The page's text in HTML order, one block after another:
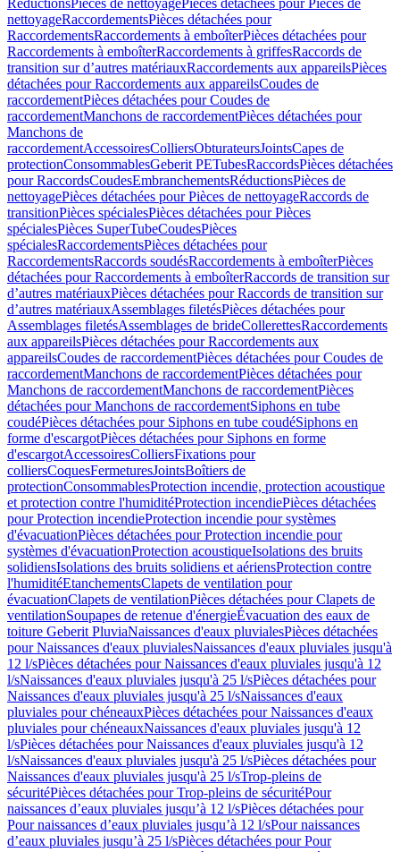
RéductionsPièces de nettoyagePièces détachées pour Pièces de
nettoyageRaccordementsPièces détachées pour
RaccordementsRaccordements à emboîterPièces détachées pour
Raccordements à emboîterRaccordements à griffesRaccords de
transition sur d’autres matériauxRaccordements aux appareilsPièces
détachées pour Raccordements aux appareilsCoudes de
raccordementPièces détachées pour Coudes de
raccordementManchons de raccordementPièces détachées pour
Manchons de
raccordementAccessoiresColliersObturateursJointsCapes de
protectionConsommablesGeberit PETubesRaccordsPièces détachées
pour RaccordsCoudesEmbranchementsRéductionsPièces de
nettoyagePièces détachées pour Pièces de nettoyageRaccords de
transitionPièces spécialesPièces détachées pour Pièces
spécialesPièces SuperTubeCoudesPièces
spécialesRaccordementsPièces détachées pour
RaccordementsRaccords soudésRaccordements à emboîterPièces
détachées pour Raccordements à emboîterRaccords de transition sur
d’autres matériauxPièces détachées pour Raccords de transition sur
d’autres matériauxAssemblages filetésPièces détachées pour
Assemblages filetésAssemblages de brideCollerettesRaccordements
aux appareilsPièces détachées pour Raccordements aux
appareilsCoudes de raccordementPièces détachées pour Coudes de
raccordementManchons de raccordementPièces détachées pour
Manchons de raccordementManchons de raccordementPièces
détachées pour Manchons de raccordementSiphons en tube
coudéPièces détachées pour Siphons en tube coudéSiphons en
forme d'escargotPièces détachées pour Siphons en forme
d'escargotAccessoiresColliersFixations pour
colliersCoquesFermeturesJointsBoîtiers de
protectionConsommablesProtection incendie, protection acoustique
et protection contre l'humiditéProtection incendiePièces détachées
pour Protection incendieProtection incendie pour systèmes
d'évacuationPièces détachées pour Protection incendie pour
systèmes d'évacuationProtection acoustiqueIsolations des bruits
solidiensIsolations des bruits solidiens et aériensProtection contre
l'humiditéEtanchementsClapets de ventilation pour
évacuationClapets de ventilationPièces détachées pour Clapets de
ventilationSoupapes de retenue d'énergieÉvacuation des eaux de
toiture Geberit PluviaNaissances d'eaux pluvialesPièces détachées
pour Naissances d'eaux pluvialesNaissances d'eaux pluviales jusqu'à
12 l/sPièces détachées pour Naissances d'eaux pluviales jusqu'à 12
l/sNaissances d'eaux pluviales jusqu'à 25 l/sPièces détachées pour
Naissances d'eaux pluviales jusqu'à 25 l/sNaissances d'eaux
pluviales pour chéneauxPièces détachées pour Naissances d'eaux
pluviales pour chéneauxNaissances d'eaux pluviales jusqu'à 12
l/sPièces détachées pour Naissances d'eaux pluviales jusqu'à 12
l/sNaissances d'eaux pluviales jusqu'à 25 l/sPièces détachées pour
Naissances d'eaux pluviales jusqu'à 25 l/sTrop-pleins de
sécuritéPièces détachées pour Trop-pleins de sécuritéPour
naissances d’eaux pluviales jusqu’à 12 l/sPièces détachées pour
Pour naissances d’eaux pluviales jusqu’à 12 l/sPour naissances
d’eaux pluviales jusqu’à 25 l/sPièces détachées pour Pour